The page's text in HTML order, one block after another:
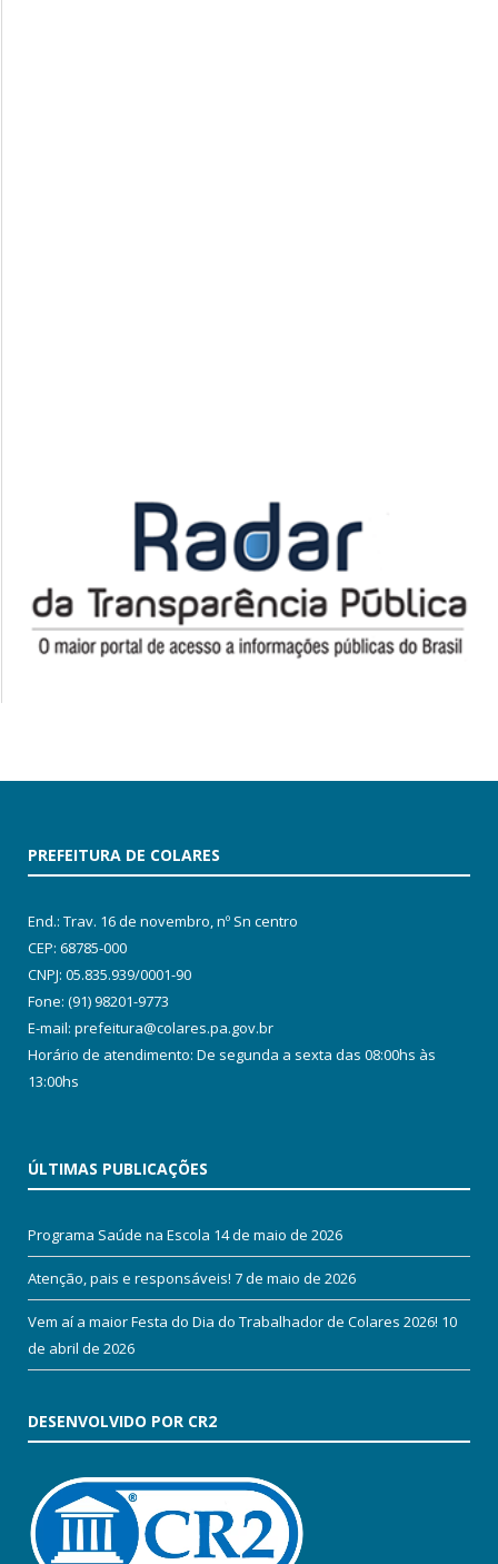
PREFEITURA DE COLARES
End.: Trav. 16 de novembro, nº Sn centro
CEP: 68785-000
CNPJ: 05.835.939/0001-90
Fone: (91) 98201-9773
E-mail: prefeitura@colares.pa.gov.br
Horário de atendimento: De segunda a sexta das 08:00hs às
13:00hs
ÚLTIMAS PUBLICAÇÕES
Programa Saúde na Escola 14 de maio de 2026
Atenção, pais e responsáveis! 7 de maio de 2026
Vem aí a maior Festa do Dia do Trabalhador de Colares 2026! 10
de abril de 2026
DESENVOLVIDO POR CR2